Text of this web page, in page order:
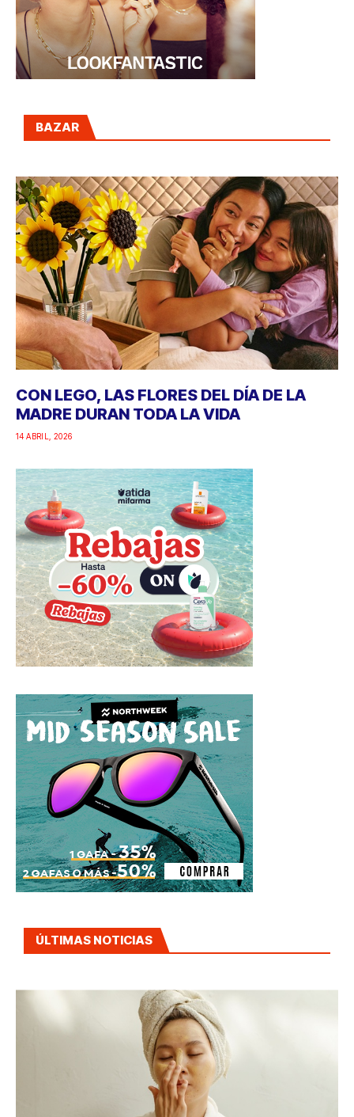
BAZAR
CON LEGO, LAS FLORES DEL DÍA DE LA
MADRE DURAN TODA LA VIDA
14 ABRIL, 2026
ÚLTIMAS NOTICIAS